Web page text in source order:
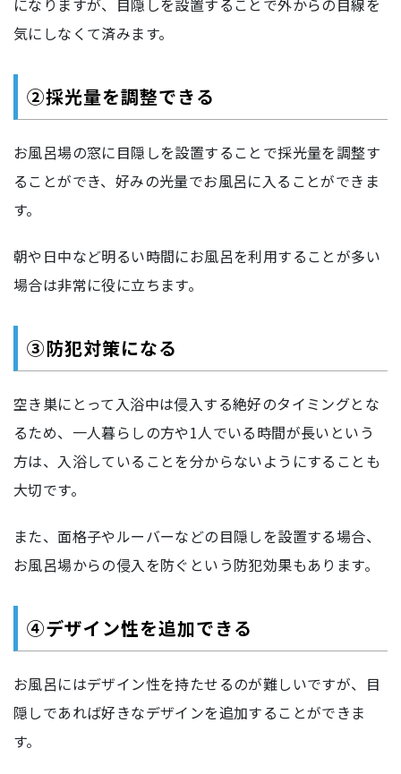
気にしなくて済みます。
②採光量を調整できる
お風呂場の窓に目隠しを設置することで採光量を調整す
ることができ、好みの光量でお風呂に入ることができま
す。
朝や日中など明るい時間にお風呂を利用することが多い
場合は非常に役に立ちます。
③防犯対策になる
空き巣にとって入浴中は侵入する絶好のタイミングとな
るため、一人暮らしの方や1人でいる時間が長いという
方は、入浴していることを分からないようにすることも
大切です。
また、面格子やルーバーなどの目隠しを設置する場合、
お風呂場からの侵入を防ぐという防犯効果もあります。
④デザイン性を追加できる
お風呂にはデザイン性を持たせるのが難しいですが、目
隠しであれば好きなデザインを追加することができま
す。